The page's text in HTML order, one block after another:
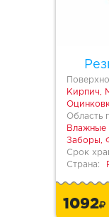
Кирпич,
Область
Влажные
Заборы,
Срок
Страна:
1092